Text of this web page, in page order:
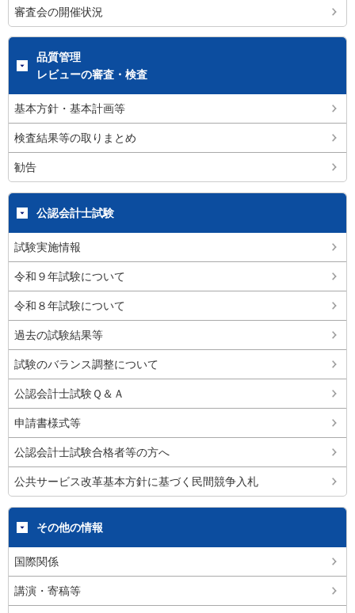
審査会の開催状況
品質管理
レビューの審査・検査
基本方針・基本計画等
検査結果等の取りまとめ
勧告
公認会計士試験
試験実施情報
令和９年試験について
令和８年試験について
過去の試験結果等
試験のバランス調整について
公認会計士試験Ｑ＆Ａ
申請書様式等
公認会計士試験合格者等の方へ
公共サービス改革基本方針に基づく民間競争入札
その他の情報
国際関係
講演・寄稿等